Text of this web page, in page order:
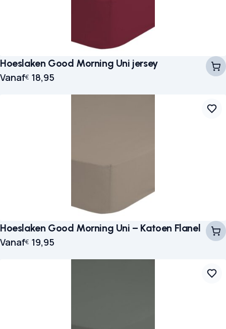
Hoeslaken Good Morning Uni jersey
Vanaf€ 18,95
Hoeslaken Good Morning Uni – Katoen Flanel
Vanaf€ 19,95